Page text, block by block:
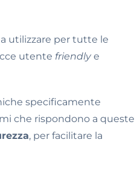
utilizzare per tutte le
utente friendlye
specificamente
che rispondono a queste
, per facilitare la